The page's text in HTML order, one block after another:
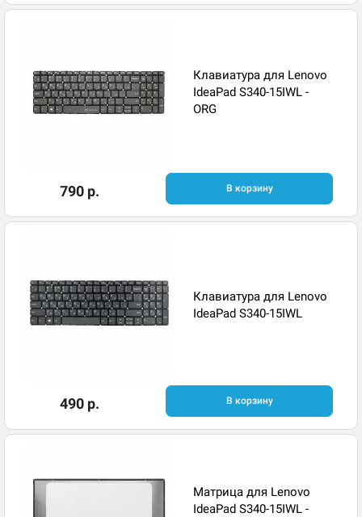
Клавиатура для Lenovo
IdeaPad S340-15IWL -
ORG
790 р. В корзину
Клавиатура для Lenovo
IdeaPad S340-15IWL
490 р. В корзину
Матрица для Lenovo
IdeaPad S340-15IWL -